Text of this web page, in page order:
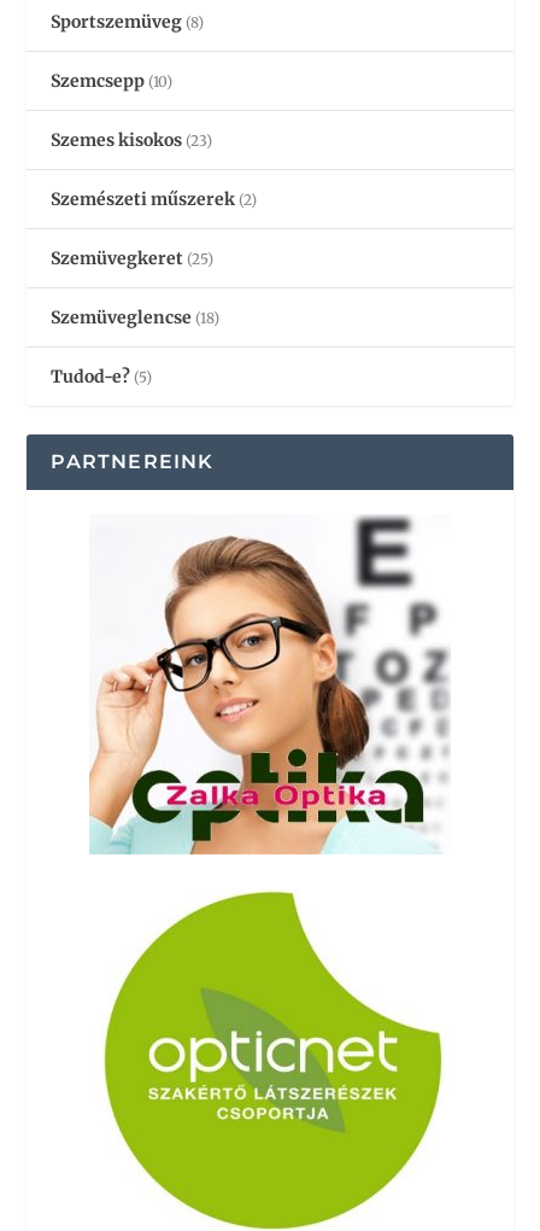
Sportszemüveg (8)
Szemcsepp (10)
Szemes kisokos (23)
Szemészeti műszerek (2)
Szemüvegkeret (25)
Szemüveglencse (18)
Tudod-e? (5)
PARTNEREINK